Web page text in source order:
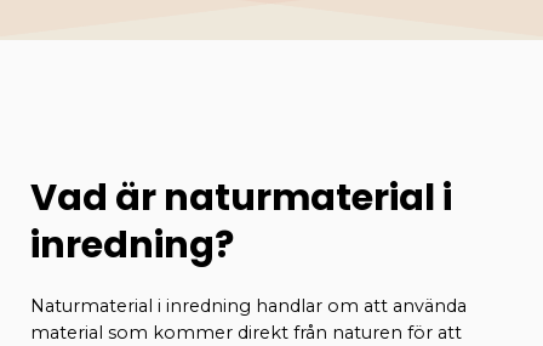
Vad är naturmaterial i
inredning?
Naturmaterial i inredning handlar om att använda
material som kommer direkt från naturen för att